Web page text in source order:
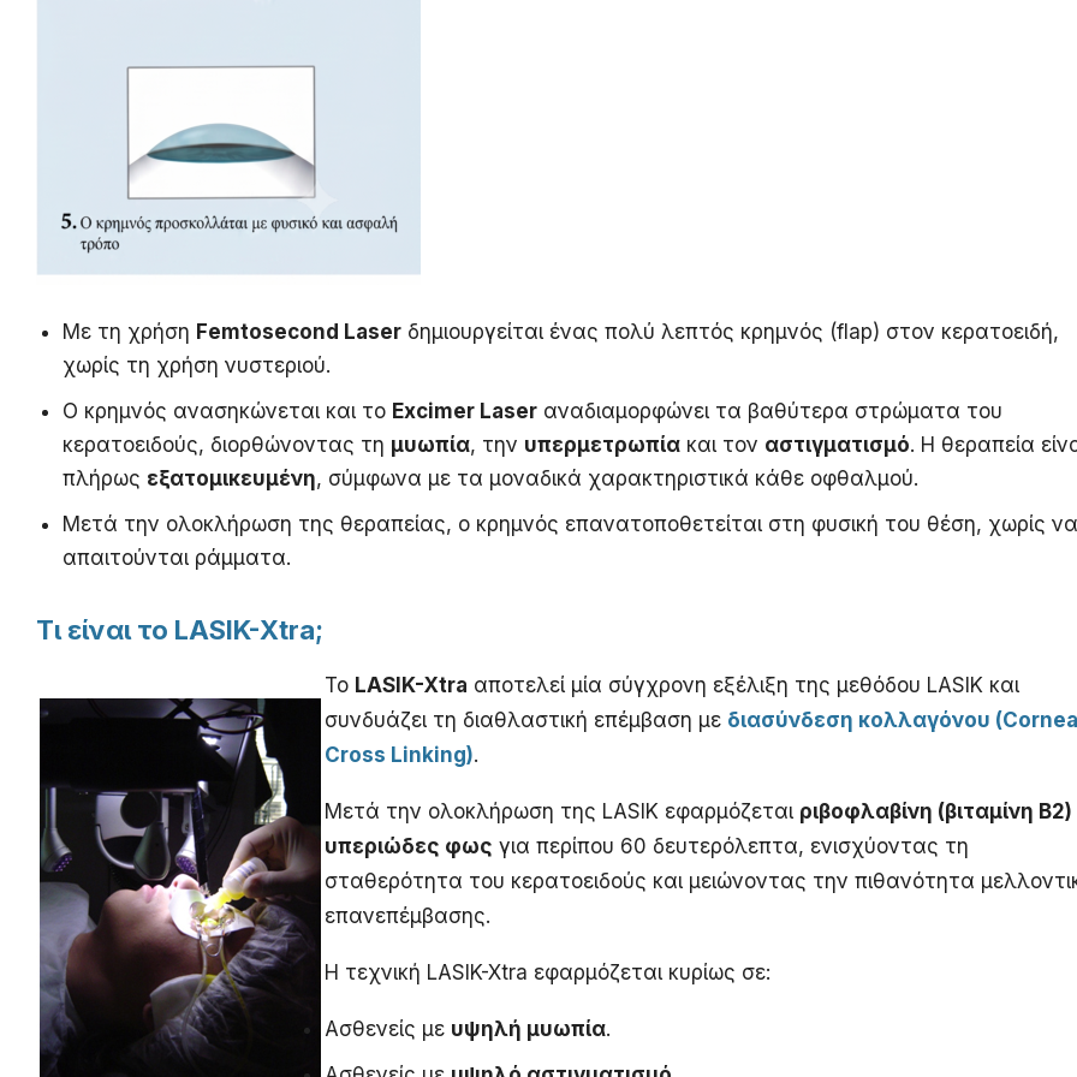
Με τη χρήση Femtosecond Laser δημιουργείται ένας πολύ λεπτός κρημνός (flap) στον κερατοειδή,
χωρίς τη χρήση νυστεριού.
Ο κρημνός ανασηκώνεται και το Excimer Laser αναδιαμορφώνει τα βαθύτερα στρώματα του
κερατοειδούς, διορθώνοντας τη μυωπία, την υπερμετρωπία και τον αστιγματισμό. Η θεραπεία
πλήρως εξατομικευμένη, σύμφωνα με τα μοναδικά χαρακτηριστικά κάθε οφθαλμού.
Μετά την ολοκλήρωση της θεραπείας, ο κρημνός επανατοποθετείται στη φυσική του θέση, χωρίς να
απαιτούνται ράμματα.
Τι είναι το LASIK-Xtra;
Το LASIK-Xtra αποτελεί μία σύγχρονη εξέλιξη της μεθόδου LASIK και
συνδυάζει τη διαθλαστική επέμβαση με διασύνδεση κολλαγόνου
Cross Linking).
Μετά την ολοκλήρωση της LASIK εφαρμόζεται ριβοφλαβίνη (βιταμίνη Β2)
υπεριώδες φως για περίπου 60 δευτερόλεπτα, ενισχύοντας τη
σταθερότητα του κερατοειδούς και μειώνοντας την πιθανότητα
επανεπέμβασης.
Η τεχνική LASIK-Xtra εφαρμόζεται κυρίως σε:
Ασθενείς με υψηλή μυωπία.